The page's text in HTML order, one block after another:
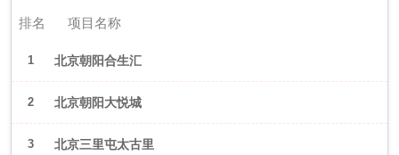
排名 项目名称
1 北京朝阳合生汇
2 北京朝阳大悦城
3 北京三里屯太古里